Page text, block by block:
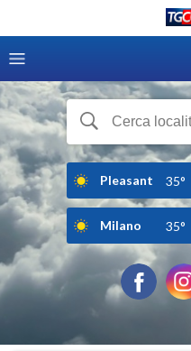
Pleasant 35°
Milano 35°